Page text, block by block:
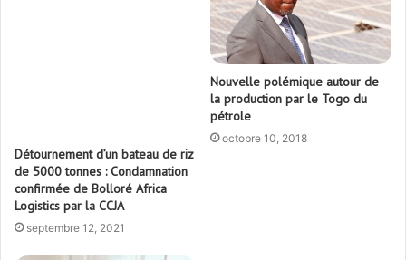
Détournement d’un bateau de riz
de 5000 tonnes : Condamnation
confirmée de Bolloré Africa
Logistics par la CCJA
septembre 12, 2021
Nouvelle polémique autour de
la production par le Togo du
pétrole
octobre 10, 2018